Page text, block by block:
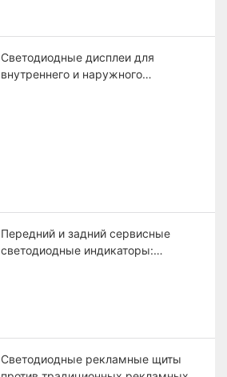
Светодиодные дисплеи для
внутреннего и наружного
Передний и задний сервисные
светодиодные индикаторы:
Светодиодные рекламные щиты